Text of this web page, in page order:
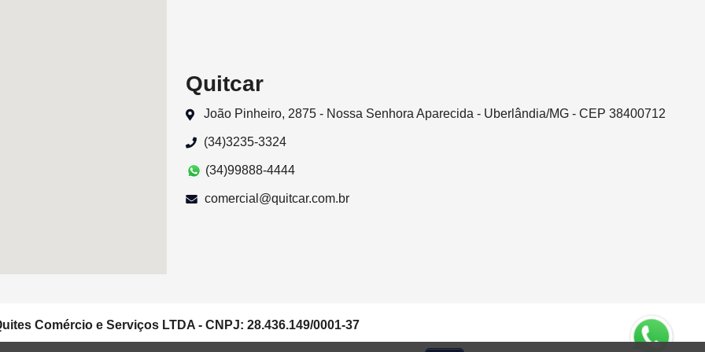
Quitcar
João Pinheiro, 2875 - Nossa Senhora Aparecida - Uberlândia/MG - CEP 38400712
(34)3235-3324
(34)99888-4444
comercial@quitcar.com.br
Comércio e Serviços LTDA - CNPJ: 28.436.149/0001-37